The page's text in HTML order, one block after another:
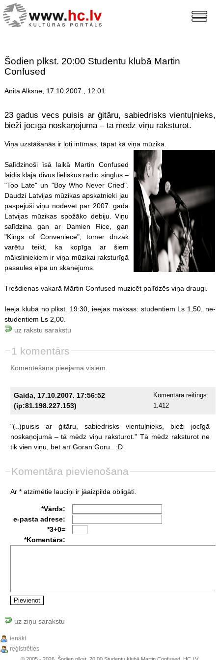
Šodien plkst. 20:00 Studentu klubā Martin
Confused
Anita Alksne, 17.10.2007., 12:01
23 gadus vecs puisis ar ģitāru, sabiedrisks vientuļnieks,
bieži jocīgā noskaņojumā – tā mēdz viņu raksturot.
Viņa uzstāšanās ir ļoti intīmas, tāpat kā viņa mūzika.
Salīdzinoši īsā laikā Martin Confused
laidis klajā divus lieliskus radio singlus –
"Too Late" un "Boy Who Never Cried".
Daudzi Latvijas mūzikas apskatnieki jau
paspējuši viņu nodēvēt par 2007. gada
Latvijas mūzikas spožāko debiju. Viņu
salīdzina gan ar Damien Rice, gan
"Kings of Conveniece", tomēr drīzāk
varētu teikt, ka kopīga ar šiem
māksliniekiem ir viņa mūzikai raksturīgā
pasaules elpa un skanējums.
Trešdienas vakarā Mārtin Confused muzicēt palīdzēs viņa draugi.
Ieeja klubā no plkst. 19:30, ieejas maksas: studentiem Ls 1,50, ne-
studentiem Ls 2,00.
uz rakstu sarakstu
1 komentārs
Komentēšana pieejama visiem.
Gaida, 17.10.2007. 17:56:52
(ip:81.198.227.153)
Komentāra reitings:
1.412
"(..)puisis ar ģitāru, sabiedrisks vientuļnieks, bieži
jocīgā
noskaņojumā – tā mēdz viņu raksturot." Tā mēdz raksturot ne
tik vien viņu, bet arī Goran Goru.. :D
Komentāra pievienošana
Ar * atzīmētie lauciņi ir jāaizpilda obligāti.
*Vārds:
e-pasta adrese:
*3+0=
*Komentārs:
uz ziņu sarakstu
ienākt
reģistrēties